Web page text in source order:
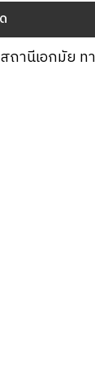
ถานีเอกมัย